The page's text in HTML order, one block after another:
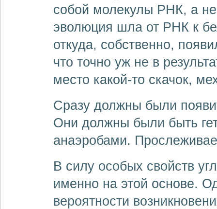
собой молекулы РНК, а
эволюция шла от РНК к
откуда, собственно,
что точно уж не в
место какой-то скачок,
Сразу должны были
Они должны были быть
анаэробами.
В силу особых свойств
именно на этой основе.
вероятности